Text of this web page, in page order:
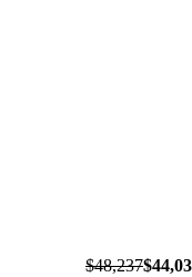
$48,237